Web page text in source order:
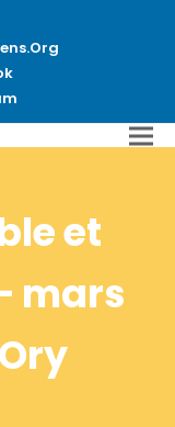
et
mars